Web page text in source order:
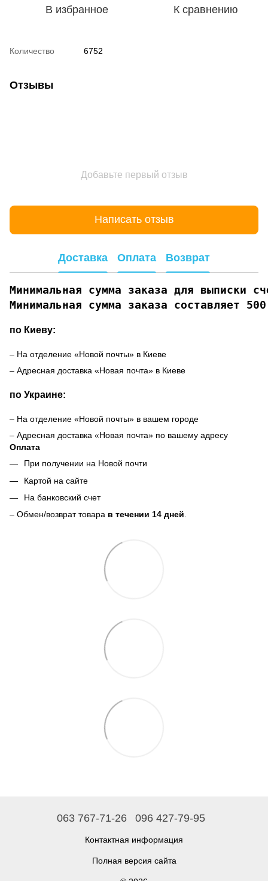
В избранное К сравнению
Количество 6752
Отзывы
Добавьте первый отзыв
Написать отзыв
Доставка Оплата Возврат
Минимальная сумма заказа для выписки
Минимальная сумма заказа составляет
по Киеву:
– На отделение «Новой почты» в Киеве
– Адресная доставка «Новая почта» в Киеве
по Украине:
– На отделение «Новой почты» в вашем городе
– Адресная доставка «Новая почта» по вашему адресу
Оплата
При получении на Новой почти
Картой на сайте
На банковский счет
– Обмен/возврат товара в течении 14 дней.
063 767-71-26 096 427-79-95
Контактная информация
Полная версия сайта